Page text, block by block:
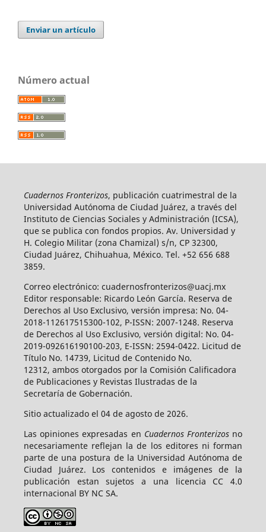
Enviar un artículo
Número actual
Cuadernos Fronterizos, publicación cuatrimestral de la
Universidad Autónoma de Ciudad Juárez, a través del
Instituto de Ciencias Sociales y Administración (ICSA),
que se publica con fondos propios. Av. Universidad y
H. Colegio Militar (zona Chamizal) s/n, CP 32300,
Ciudad Juárez, Chihuahua, México. Tel. +52 656 688
3859.
Correo electrónico: cuadernosfronterizos@uacj.mx
Editor responsable: Ricardo León García. Reserva de
Derechos al Uso Exclusivo, versión impresa: No. 04-
2018-112617515300-102, P-ISSN: 2007-1248. Reserva
de Derechos al Uso Exclusivo, versión digital: No. 04-
2019-092616190100-203, E-ISSN: 2594-0422. Licitud de
Título No. 14739, Licitud de Contenido No.
12312, ambos otorgados por la Comisión Calificadora
de Publicaciones y Revistas Ilustradas de la
Secretaría de Gobernación.
Sitio actualizado el 04 de agosto de 2026.
Las opiniones expresadas en Cuadernos Fronterizosno
necesariamente reflejan la de los editores ni forman
parte de una postura de la Universidad Autónoma de
Ciudad Juárez. Los contenidos e imágenes de la
publicación estan sujetos a una licencia CC 4.0
internacional BY NC SA.